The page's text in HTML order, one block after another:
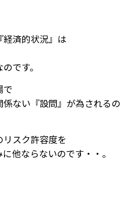
済的状況』は
です。
で
係ない『設問』が為されるの
スク許容度を
他ならないのです・・。